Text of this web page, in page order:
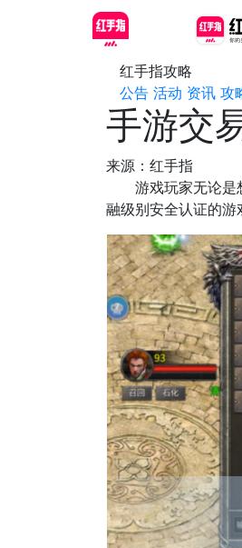
红手指攻略
公告 活动 资讯 攻
手游交
来源：红手指
游戏玩家无论是想
融级别安全认证的游